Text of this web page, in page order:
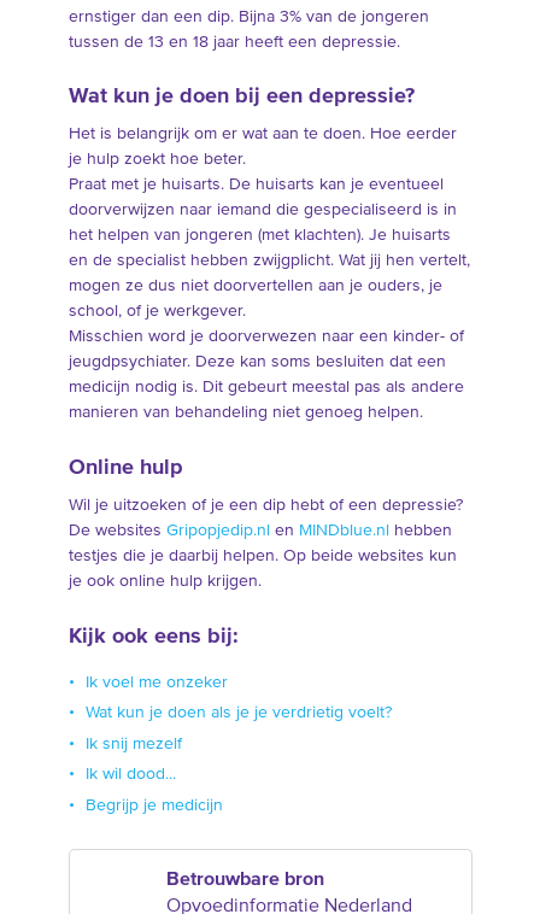
ernstiger dan een dip. Bijna 3% van de jongeren
tussen de 13 en 18 jaar heeft een depressie.
Wat kun je doen bij een depressie?
Het is belangrijk om er wat aan te doen. Hoe eerder
je hulp zoekt hoe beter.
Praat met je huisarts. De huisarts kan je eventueel
doorverwijzen naar iemand die gespecialiseerd is in
het helpen van jongeren (met klachten). Je huisarts
en de specialist hebben zwijgplicht. Wat jij hen vertelt,
mogen ze dus niet doorvertellen aan je ouders, je
school, of je werkgever.
Misschien word je doorverwezen naar een kinder- of
jeugdpsychiater. Deze kan soms besluiten dat een
medicijn nodig is. Dit gebeurt meestal pas als andere
manieren van behandeling niet genoeg helpen.
Online hulp
Wil je uitzoeken of je een dip hebt of een depressie?
De websites Gripopjedip.nl en MINDblue.nl
hebben
testjes die je daarbij helpen. Op beide websites kun
je ook online hulp krijgen.
Kijk ook eens bij:
Ik voel me onzeker
Wat kun je doen als je je verdrietig voelt?
Ik snij mezelf
Ik wil dood...
Begrijp je medicijn
Betrouwbare bron
Opvoedinformatie Nederland